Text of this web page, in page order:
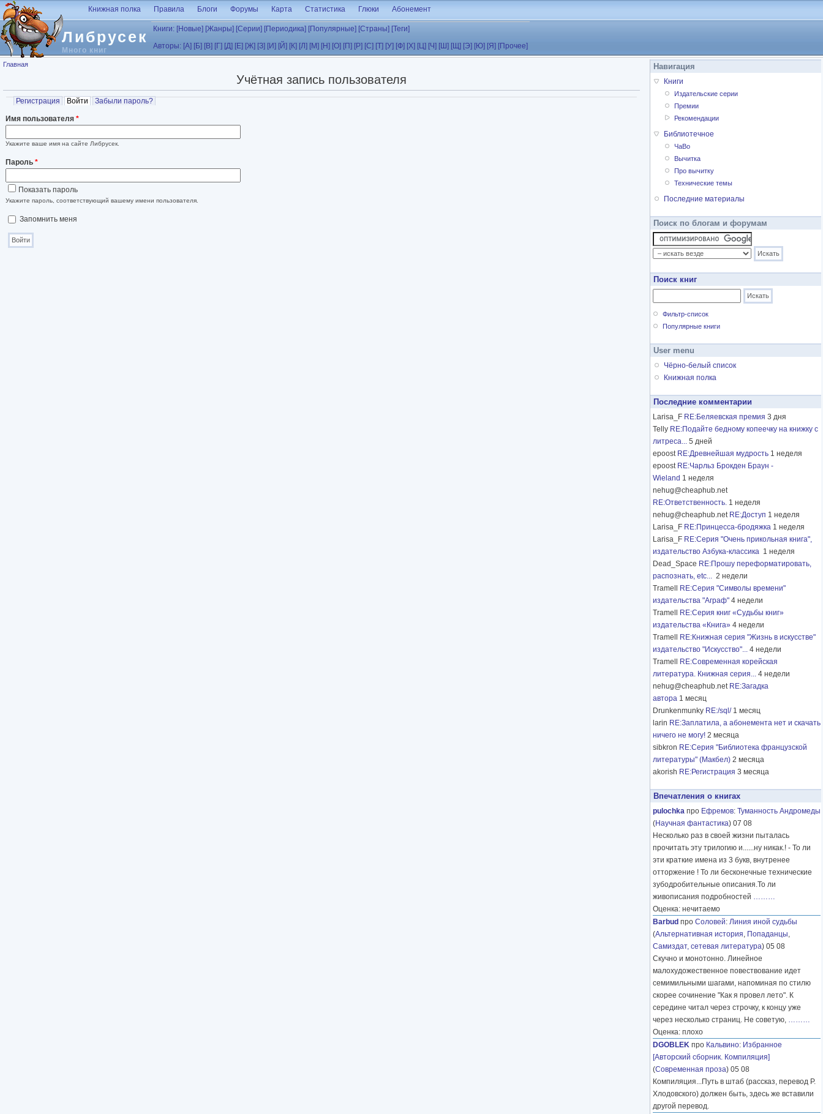
Перейти к основному содержанию
Либрусек
Много книг
Книжная полка Правила Блоги Форумы Карта Статистика Глюки Абонемент
Книги: [Новые] [Жанры] [Серии] [Периодика] [Популярные] [Страны] [Теги]
Авторы: [А] [Б] [В] [Г] [Д] [Е] [Ж] [З] [И] [Й] [К] [Л] [М] [Н] [О] [П] [Р] [С] [Т] [У] [Ф] [Х] [Ц] [Ч] [Ш] [Щ] [Э] [Ю] [Я] [Прочее]
Вы здесь
Главная
Учётная запись пользователя
Главные вкладки
Регистрация Войти (активная вкладка)
Забыли пароль?
Имя пользователя *
Укажите ваше имя на сайте Либрусек.
Пароль *
Показать пароль
Укажите пароль, соответствующий вашему имени пользователя.
Запомнить меня
Навигация
Книги
Издательские серии
Премии
Рекомендации
Библиотечное
ЧаВо
Вычитка
Про вычитку
Технические темы
Последние материалы
Поиск по блогам и форумам
Поиск книг
Фильтр-список
Популярные книги
User menu
Чёрно-белый список
Книжная полка
Последние комментарии
Larisa_F RE:Беляевская премия 3 дня
Telly RE:Подайте бедному копеечку на книжку с
литреса... 5 дней
epoost RE:Древнейшая мудрость 1 неделя
epoost RE:Чарльз Брокден Браун -
Wieland 1 неделя
nehug@cheaphub.net
RE:Ответственность. 1 неделя
nehug@cheaphub.net RE:Доступ 1 неделя
Larisa_F RE:Принцесса-бродяжка 1 неделя
Larisa_F RE:Серия "Очень прикольная книга",
издательство Азбука-классика 1 неделя
Dead_Space RE:Прошу переформатировать,
распознать, etc... 2 недели
Tramell
RE:Серия "Символы времени"
издательства "Аграф" 4 недели
Tramell
RE:Серия книг «Судьбы книг»
издательства «Книга» 4 недели
Tramell
RE:Книжная серия "Жизнь в искусстве"
издательство "Искусство"... 4 недели
Tramell
RE:Современная корейская
литература. Книжная серия... 4 недели
nehug@cheaphub.net RE:Загадка
автора 1 месяц
Drunkenmunky RE:/sql/ 1 месяц
larin RE:Заплатила, а абонемента нет и скачать
ничего не могу! 2 месяца
sibkron RE:Серия "Библиотека французской
литературы" (Макбел) 2 месяца
akorish RE:Регистрация 3 месяца
Впечатления о книгах
pulochka про Ефремов: Туманность Андромеды
(Научная фантастика) 07 08
Несколько раз в своей жизни пыталась
прочитать эту трилогию и......ну никак.! - То ли
эти краткие имена из 3 букв, внутренее
отторжение ! То ли бесконечные технические
зубодробительные описания.То ли
живописания подробностей ………
Оценка: нечитаемо
Barbud про Соловей: Линия иной судьбы
(Альтернативная история, Попаданцы,
Самиздат, сетевая литература) 05 08
Скучно и монотонно. Линейное
малохудожественное повествование идет
семимильными шагами, напоминая по стилю
скорее сочинение "Как я провел лето". К
середине читал через строчку, к концу уже
через несколько страниц. Не советую, ………
Оценка: плохо
DGOBLEK про Кальвино: Избранное
[Авторский сборник. Компиляция]
(Современная проза) 05 08
Компиляция...Путь в штаб (рассказ, перевод Р.
Хлодовского) должен быть, здесь же вставили
другой перевод.